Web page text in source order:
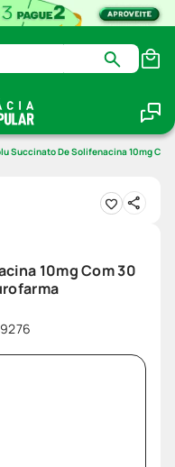
Succinato De Solifenacina 10mg
10mg Com 30